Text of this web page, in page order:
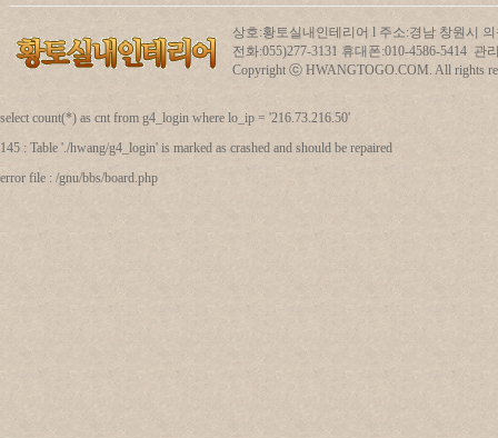
상호:황토실내인테리어 l 주소:경남 창원시
전화:055)277-3131 휴대폰:010-4586-5414 관
Copyright ⓒ HWANGTOGO.COM. All rights
select count(*) as cnt from g4_login where lo_ip = '216.73.216.50'
145 : Table './hwang/g4_login' is marked as crashed and should be repaired
error file : /gnu/bbs/board.php